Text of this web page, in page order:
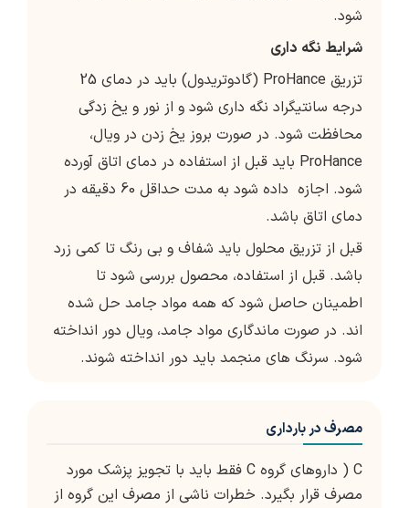
شود.
شرایط نگه داری
تزریق ProHance (گادوتریدول) باید در دمای 25
درجه سانتیگراد نگه داری شود و از نور و یخ زدگی
محافظت شود. در صورت بروز یخ زدن در ویال،
ProHance باید قبل از استفاده در دمای اتاق آورده
شود. اجازه داده شود به مدت حداقل 60 دقیقه در
دمای اتاق باشد.
قبل از تزریق محلول باید شفاف و بی رنگ تا کمی زرد
باشد. قبل از استفاده، محصول بررسی شود تا
اطمینان حاصل شود كه همه مواد جامد حل شده
اند. در صورت ماندگاری مواد جامد، ویال دور انداخته
شود. سرنگ های منجمد باید دور انداخته شوند.
مصرف در بارداری
C ( داروهای گروه C فقط باید با تجویز پزشک مورد
مصرف قرار بگیرد. خطرات ناشی از مصرف این گروه از